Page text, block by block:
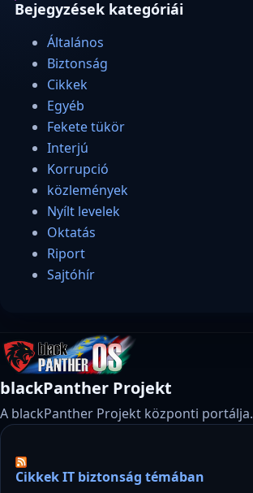
Bejegyzések kategóriái
Általános
Biztonság
Cikkek
Egyéb
Fekete tükör
Interjú
Korrupció
közlemények
Nyílt levelek
Oktatás
Riport
Sajtóhír
blackPanther Projekt
A blackPanther Projekt központi portálja.
Cikkek IT biztonság témában